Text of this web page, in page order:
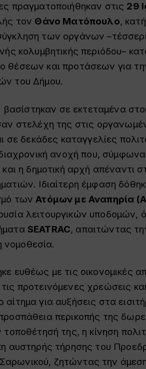
πραγματοποιήθηκαν στις 29
τον Θάνο Ματόπουλο,
των οργάνων
κολυμβητικής περιόδου–
θέσεων και προτάσεων για
του Δήμου.
σε εκτεταμένα
στελέχη της στις
σε δεκάδες καταγγελίες
ανοχή που,
και η δημοτική αρχή απέναντι
Ιδιαίτερη έμφαση
τωνΑτόμων με Αναπηρία
λειτουργικών υποδομών,
SEATRAC, απαιτώντας
ευθέως με τις οικονομικές
προτεινόμενες χρεώσεις
για αυξήσεις στα
περικοπής της
της, η κίνηση
αυστηρής τήρησης του
ζητώντας την